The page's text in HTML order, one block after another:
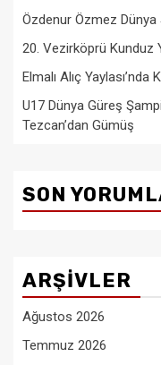
Özdenur Özmez Dünya
20. Vezirköprü Kunduz
Elmalı Alıç
U17 Dünya Güreş
Tezcan’dan Gümüş
SON
ARŞIVLER
Ağustos 2026
Temmuz 2026